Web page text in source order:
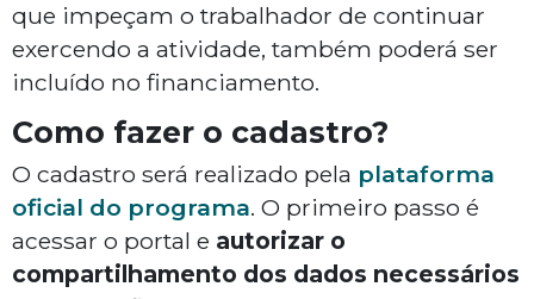
que impeçam o trabalhador de continuar
exercendo a atividade, também poderá ser
incluído no financiamento.
Como fazer o cadastro?
O cadastro será realizado pela plataforma
oficial do programa. O primeiro passo é
acessar o portal e autorizar o
compartilhamento dos dados necessários